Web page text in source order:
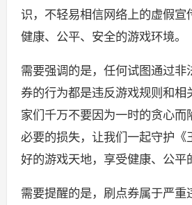
识，不轻易相信网络上的虚假宣
健康、公平、安全的游戏环境。
需要强调的是，任何试图通过非
券的行为都是违反游戏规则和相
家们千万不要因为一时的贪心而
必要的损失，让我们一起守护《
好的游戏天地，享受健康、公平
需要提醒的是，刷点券属于严重